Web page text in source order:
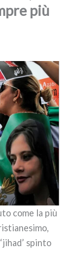
più
come la più
spin­to